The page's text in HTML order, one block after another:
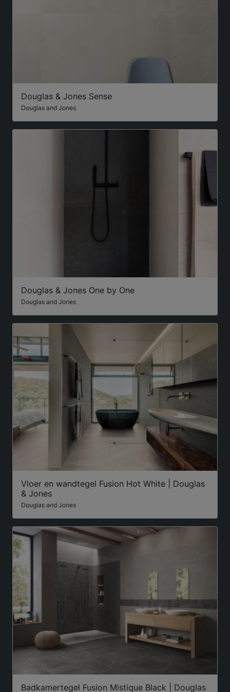
Douglas & Jones Sense
Douglas and Jones
Douglas & Jones One by One
Douglas and Jones
Vloer en wandtegel Fusion Hot White | Douglas
& Jones
Douglas and Jones
Badkamertegel Fusion Mistique Black | Douglas